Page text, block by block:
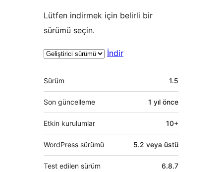
Lütfen indirmek için belirli bir
sürümü seçin.
İndir
Meta
Sürüm 1.5
Son güncelleme 1 yıl önce
Etkin kurulumlar 10+
WordPress sürümü 5.2 veya üstü
Test edilen sürüm 6.8.7